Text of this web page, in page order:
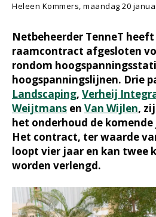
Heleen Kommers, maandag 20
Netbeheerder TenneT
raamcontract afgesloten
rondom
hoogspanningslijnen. Drie
Landscaping, Verheij
Weijtmans en Van Wijlen,
het onderhoud de
Het contract, ter waarde
loopt vier jaar en kan twee
worden verlengd.